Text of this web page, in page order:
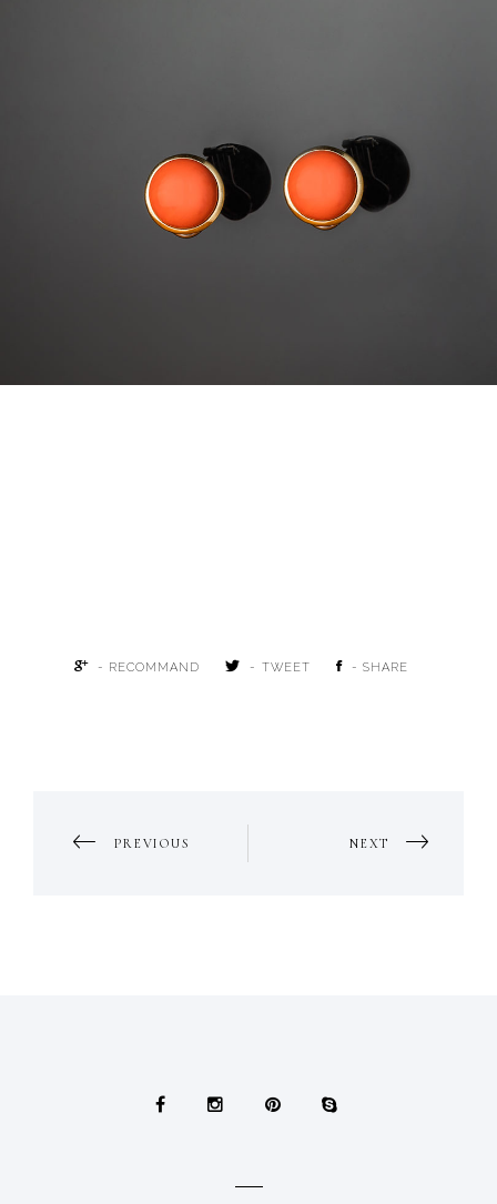
- RECOMMAND - TWEET - SHARE
PORTFOLIO
PREVIOUS NEXT